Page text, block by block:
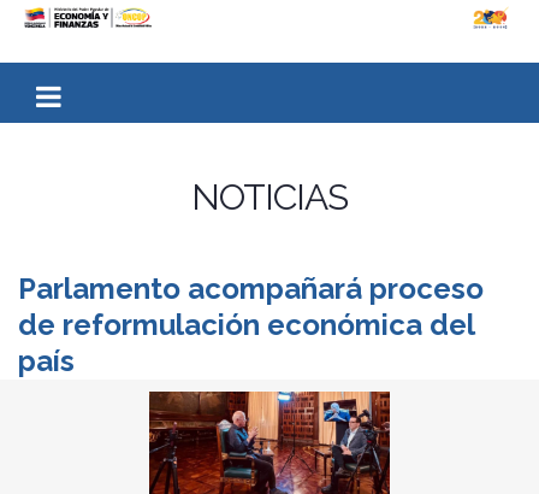
NOTICIAS
Parlamento acompañará proceso
de reformulación económica del
país